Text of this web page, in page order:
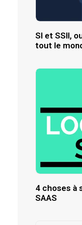
SI et SSII,
tout le
4 choses à
SAAS